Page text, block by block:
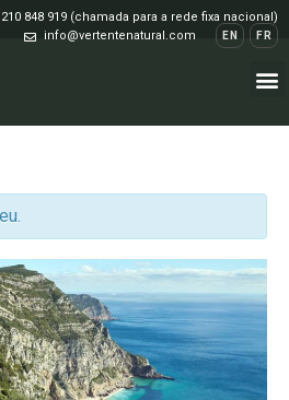
848 919 (chamada para a rede fixa nacional)
info@vertentenatural.com
EN FR